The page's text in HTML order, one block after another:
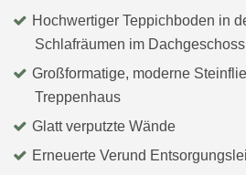
Hochwertiger Teppichboden in
Schlafräumen im Dachgeschoss
Großformatige, moderne
Treppenhaus
Glatt verputzte Wände
Erneuerte Verund